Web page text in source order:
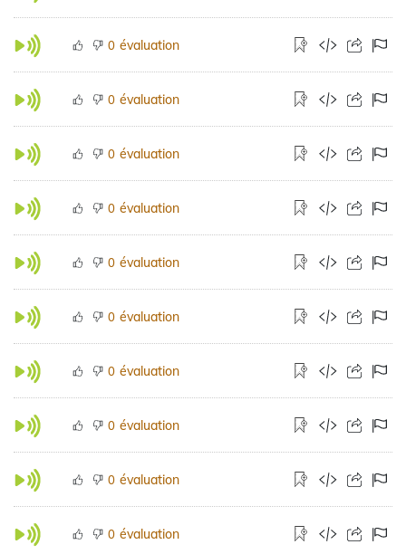
0 évaluation
0 évaluation
0 évaluation
0 évaluation
0 évaluation
0 évaluation
0 évaluation
0 évaluation
0 évaluation
0 évaluation